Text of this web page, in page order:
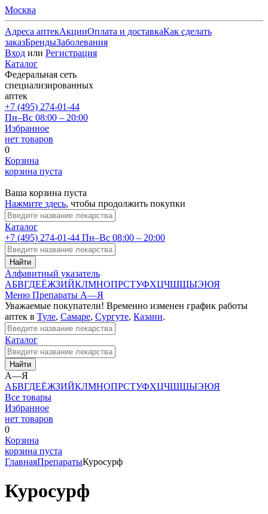
Москва
Адреса аптекАкцииОплата и доставкаКак сделать
заказБрендыЗаболевания
Вход или Регистрация
Каталог
Федеральная сеть
специализированных
аптек
+7 (495) 274-01-44
Пн–Вс 08:00 – 20:00
Избранное
нет товаров
0
Корзина
корзина пуста
Ваша корзина пуста
Нажмите здесь, чтобы продолжить покупки
Каталог
+7 (495) 274-01-44 Пн–Вс 08:00 – 20:00
Найти
Алфавитный указатель
АБВГДЕЁЖЗИЙКЛМНОПРСТУФХЦЧШЩЫЭЮЯ
Меню Препараты А—Я
Уважаемые покупатели! Временно изменен график работы
аптек в Туле, Самаре, Сургуте, Казани.
Каталог
Найти
А—Я
АБВГДЕЁЖЗИЙКЛМНОПРСТУФХЦЧШЩЫЭЮЯ
Все товары
Избранное
нет товаров
0
Корзина
корзина пуста
ГлавнаяПрепаратыКуросурф
Куросурф